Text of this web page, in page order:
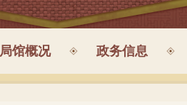
局馆概况 政务信息